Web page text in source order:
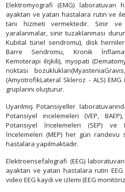
Elektromyografi (EMG)
ayaktan ve yatan hastalara rutin ve
tanı hizmeti vermektedir. Sinir ve
yaralanmalar, sinir tuzaklanması
Kubital tünel sendromu), disk
Barre Sendromu, Kronik
Kemoterapi ilişkili), myopati
noktası
(AmyotrofikLateral Skleroz - ALS)
gruplarını oluşturur.
Uyarılmış Potansiyeller
Potansiyel incelemeleri (VEP,
Potansiyel İncelemeleri (SEP) ve
İncelemeleri (MEP) her gün
hastalara yapılmaktadır.
Elektroensefalografi (EEG)
ayaktan ve yatan hastalara rutin EEG
video EEG kaydı ve izlemi (EEG